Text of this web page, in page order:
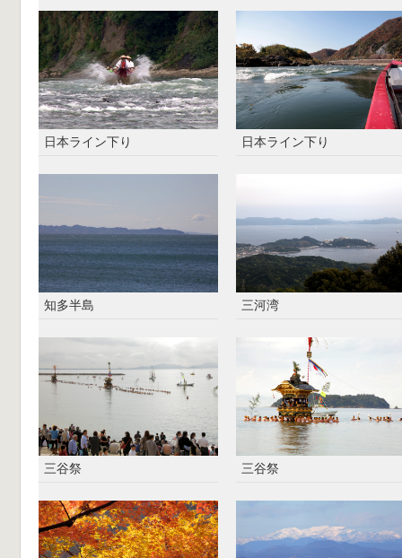
日本ライン下り 日本ライン下り
知多半島 三河湾
三谷祭 三谷祭